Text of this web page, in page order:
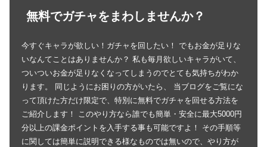
無料でガチャをまわしませんか？
今すぐキャラが欲しい！ガチャを回したい！ でもお金が足りな
いなんてことはありませんか？ 私も毎月欲しいキャラがいて、
ついついお金が足りなくなってしまうのでとても気持ちがわか
ります。 同じようにお困りの方がいたら、 当ブログをご覧にな
って頂けた方だけ限定で、特別に無料でガチャを回せる方法を
ご紹介します！ このやり方なら誰でも簡単・安全に最大5000円
分以上の課金ポイントを入手する事も可能ですよ！ その手順等
に関しては簡単に説明できる様なものでは無いので、やり方が